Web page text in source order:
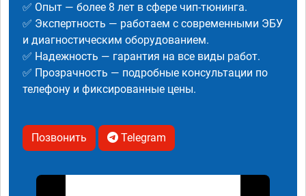
✅ Опыт — более 8 лет в сфере чип-тюнинга.
✅ Экспертность — работаем с современными ЭБУ
и диагностическим оборудованием.
✅ Надежность — гарантия на все виды работ.
✅ Прозрачность — подробные консультации по
телефону и фиксированные цены.
Позвонить Telegram